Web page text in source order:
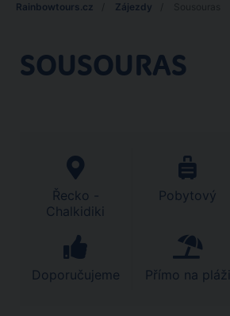
Rainbowtours.cz Zájezdy
SOUSOURAS
Řecko -
Chalkidiki
Pobytový
Doporučujeme Přímo na pláži